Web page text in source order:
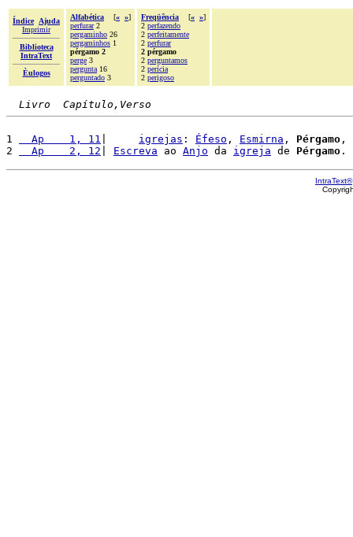
Índice
Ajuda
Imprimir
Biblioteca
IntraText
Èulogos
Alfabética [« »]
perfurar2
pergaminho 26
pergaminhos 1
pérgamo 2
perge 3
pergunta 16
perguntado 3
Freqüência [« »]
2 perfazendo
2 perfeitamente
2 perfurar
2 pérgamo
2 perguntamos
2 perícia
2 perigoso
Livro  Capítulo,Verso
1
  Ap    1, 11
igrejas : Éfeso , Esmirna , Pérgamo ,
2
  Ap    2, 12
Escreva ao Anjo da igreja de Pérgamo .
IntraText®